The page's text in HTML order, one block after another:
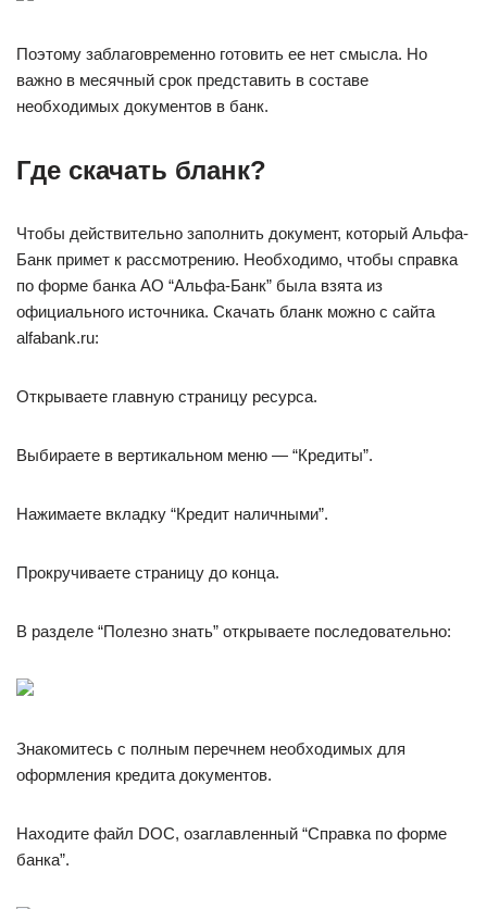
Поэтому заблаговременно готовить ее нет смысла. Но
важно в месячный срок представить в составе
необходимых документов в банк.
Где скачать бланк?
Чтобы действительно заполнить документ, который Альфа-
Банк примет к рассмотрению. Необходимо, чтобы справка
по форме банка АО “Альфа-Банк” была взята из
официального источника. Скачать бланк можно с сайта
alfabank.ru:
Открываете главную страницу ресурса.
Выбираете в вертикальном меню — “Кредиты”.
Нажимаете вкладку “Кредит наличными”.
Прокручиваете страницу до конца.
В разделе “Полезно знать” открываете последовательно:
Знакомитесь с полным перечнем необходимых для
оформления кредита документов.
Находите файл DOC, озаглавленный “Справка по форме
банка”.